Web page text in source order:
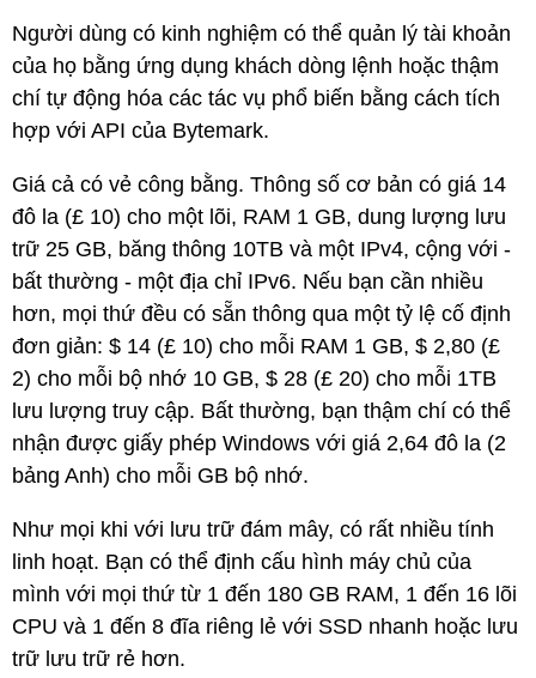
Người dùng có kinh nghiệm có thể quản lý tài khoản
của họ bằng ứng dụng khách dòng lệnh hoặc thậm
chí tự động hóa các tác vụ phổ biến bằng cách tích
hợp với API của Bytemark.
Giá cả có vẻ công bằng. Thông số cơ bản có giá 14
đô la (£ 10) cho một lõi, RAM 1 GB, dung lượng lưu
trữ 25 GB, băng thông 10TB và một IPv4, cộng với -
bất thường - một địa chỉ IPv6. Nếu bạn cần nhiều
hơn, mọi thứ đều có sẵn thông qua một tỷ lệ cố định
đơn giản: $ 14 (£ 10) cho mỗi RAM 1 GB, $ 2,80 (£
2) cho mỗi bộ nhớ 10 GB, $ 28 (£ 20) cho mỗi 1TB
lưu lượng truy cập. Bất thường, bạn thậm chí có thể
nhận được giấy phép Windows với giá 2,64 đô la (2
bảng Anh) cho mỗi GB bộ nhớ.
Như mọi khi với lưu trữ đám mây, có rất nhiều tính
linh hoạt. Bạn có thể định cấu hình máy chủ của
mình với mọi thứ từ 1 đến 180 GB RAM, 1 đến 16 lõi
CPU và 1 đến 8 đĩa riêng lẻ với SSD nhanh hoặc lưu
trữ lưu trữ rẻ hơn.